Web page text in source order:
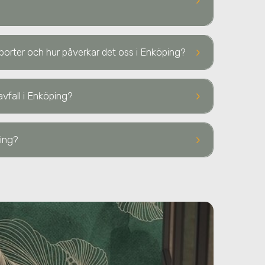
keyboard_arrow_right
och hur påverkar det oss i Enköping?
keyboard_arrow_right
i Enköping?
keyboard_arrow_right
?